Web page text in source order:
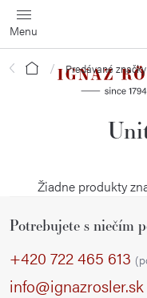
Prejsť
na
obsah
Domov Predávané značky
Žiadne produkty
Potrebujete s niečím
+420 722 465 613
info@ignazrosler.sk